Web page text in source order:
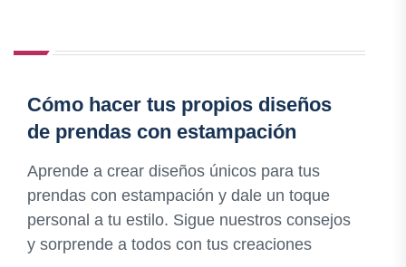
Cómo hacer tus propios diseños
de prendas con estampación
Aprende a crear diseños únicos para tus
prendas con estampación y dale un toque
personal a tu estilo. Sigue nuestros consejos
y sorprende a todos con tus creaciones